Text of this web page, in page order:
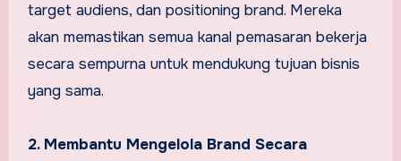
target audiens, dan positioning brand. Mereka
akan memastikan semua kanal pemasaran bekerja
secara sempurna untuk mendukung tujuan bisnis
yang sama.
2. Membantu Mengelola Brand Secara